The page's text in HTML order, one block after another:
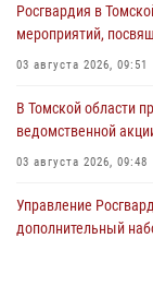
Росгвардия в
мероприятий,
03 августа 2026, 09:51
В Томской области
ведомственной
03 августа 2026, 09:48
Управление
дополнительный